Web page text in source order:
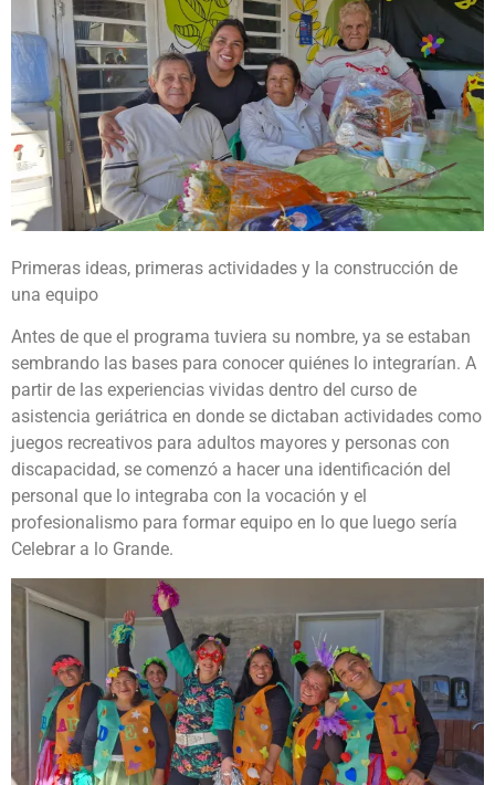
Primeras ideas, primeras actividades y la construcción de
una equipo
Antes de que el programa tuviera su nombre, ya se estaban
sembrando las bases para conocer quiénes lo integrarían. A
partir de las experiencias vividas dentro del curso de
asistencia geriátrica en donde se dictaban actividades como
juegos recreativos para adultos mayores y personas con
discapacidad, se comenzó a hacer una identificación del
personal que lo integraba con la vocación y el
profesionalismo para formar equipo en lo que luego sería
Celebrar a lo Grande.